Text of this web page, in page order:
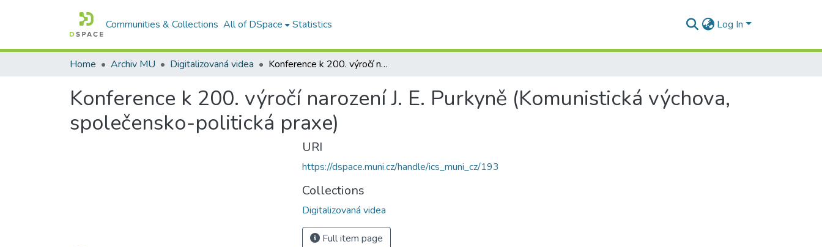
Communities & Collections All of DSpace Statistics Log In
Home Archiv MU Digitalizovaná videa Konference k 200. výročí narození J. E. Purkyně (Komunistická výchova, společensko-politická praxe)
Konference k 200. výročí narození J. E. Purkyně (Komunistická výchova,
společensko-politická praxe)
URI
https://dspace.muni.cz/handle/ics_muni_cz/193
Collections
Digitalizovaná videa
Full item page